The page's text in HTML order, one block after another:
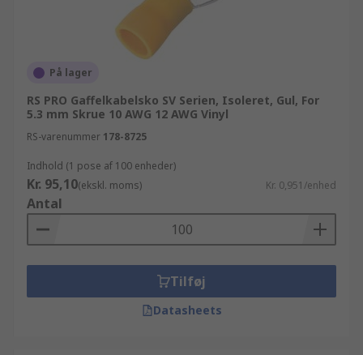
På lager
RS PRO Gaffelkabelsko SV Serien, Isoleret, Gul, For
5.3 mm Skrue 10 AWG 12 AWG Vinyl
RS-varenummer 178-8725
Indhold (1 pose af 100 enheder)
Kr. 95,10(ekskl. moms) Kr. 0,951/enhed
Antal
Tilføj
Datasheets